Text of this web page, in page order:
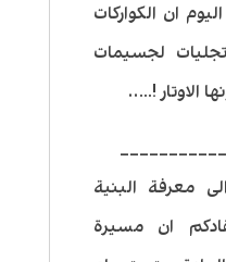
ان الكواركات
لجسيمات
الاوتار !…..
معرفة البنية
ان مسيرة